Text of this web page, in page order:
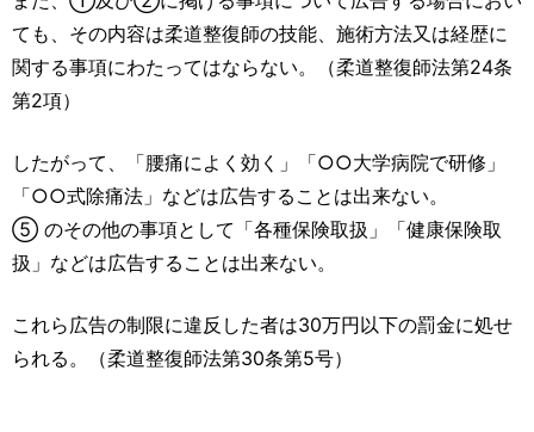
ても、その内容は柔道整復師の技能、施術方法又は経歴に
関する事項にわたってはならない。（柔道整復師法第24条
第2項）
したがって、「腰痛によく効く」「○○大学病院で研修」
「○○式除痛法」などは広告することは出来ない。
⑤ のその他の事項として「各種保険取扱」「健康保険取
扱」などは広告することは出来ない。
これら広告の制限に違反した者は30万円以下の罰金に処せ
られる。（柔道整復師法第30条第5号）